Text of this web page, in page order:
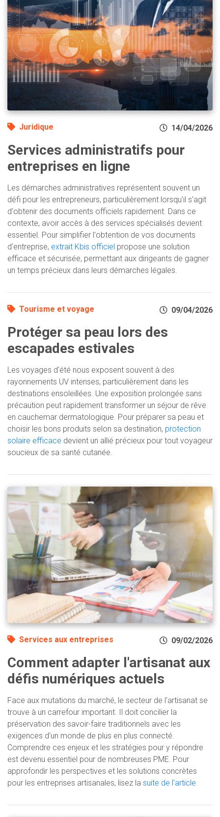
Juridique 14/04/2026
Services administratifs pour
entreprises en ligne
Les démarches administratives représentent souvent un
défi pour les entrepreneurs, particulièrement lorsqu'il s'agit
d'obtenir des documents officiels rapidement. Dans ce
contexte, avoir accès à des services spécialisés devient
essentiel. Pour simplifier l'obtention de vos documents
d'entreprise, extrait Kbis officiel propose une solution
efficace et sécurisée, permettant aux dirigeants de gagner
un temps précieux dans leurs démarches légales.
Tourisme et voyage 09/04/2026
Protéger sa peau lors des
escapades estivales
Les voyages d'été nous exposent souvent à des
rayonnements UV intenses, particulièrement dans les
destinations ensoleillées. Une exposition prolongée sans
précaution peut rapidement transformer un séjour de rêve
en cauchemar dermatologique. Pour préparer sa peau et
choisir les bons produits selon sa destination, protection
solaire efficace devient un allié précieux pour tout voyageur
soucieux de sa santé cutanée.
Services aux entreprises 09/02/2026
Comment adapter l'artisanat aux
défis numériques actuels
Face aux mutations du marché, le secteur de l'artisanat se
trouve à un carrefour important. Il doit concilier la
préservation des savoir-faire traditionnels avec les
exigences d'un monde de plus en plus connecté.
Comprendre ces enjeux et les stratégies pour y répondre
est devenu essentiel pour de nombreuses PME. Pour
approfondir les perspectives et les solutions concrètes
pour les entreprises artisanales, lisez la suite de l'article.